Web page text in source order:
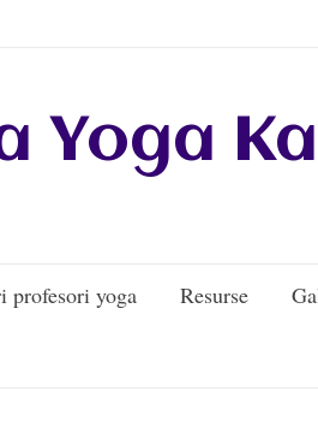
Yoga
profesori yoga Resurse